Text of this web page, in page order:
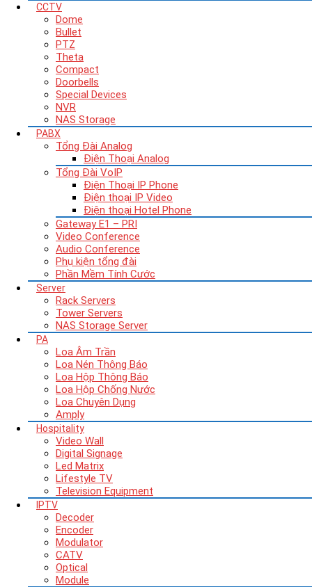
CCTV
Dome
Bullet
PTZ
Theta
Compact
Doorbells
Special Devices
NVR
NAS Storage
PABX
Tổng Đài Analog
Điện Thoại Analog
Tổng Đài VoIP
Điện Thoại IP Phone
Điện thoại IP Video
Điện thoại Hotel Phone
Gateway E1 – PRI
Video Conference
Audio Conference
Phụ kiện tổng đài
Phần Mềm Tính Cước
Server
Rack Servers
Tower Servers
NAS Storage Server
PA
Loa Âm Trần
Loa Nén Thông Báo
Loa Hộp Thông Báo
Loa Hộp Chống Nước
Loa Chuyên Dụng
Amply
Hospitality
Video Wall
Digital Signage
Led Matrix
Lifestyle TV
Television Equipment
IPTV
Decoder
Encoder
Modulator
CATV
Optical
Module